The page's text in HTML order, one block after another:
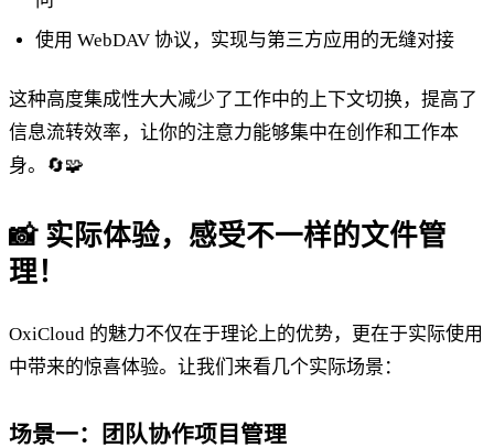
使用 WebDAV 协议，实现与第三方应用的无缝对接
这种高度集成性大大减少了工作中的上下文切换，提高了
信息流转效率，让你的注意力能够集中在创作和工作本
身。🔄🧩
📸 实际体验，感受不一样的文件管
理！
OxiCloud 的魅力不仅在于理论上的优势，更在于实际使用
中带来的惊喜体验。让我们来看几个实际场景：
场景一：团队协作项目管理